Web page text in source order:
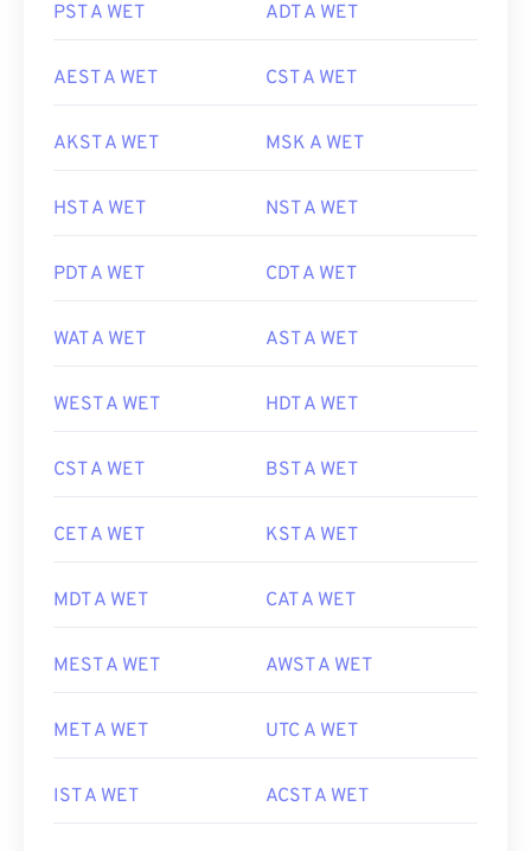
PST A WET ADT A WET
AEST A WET CST A WET
AKST A WET MSK A WET
HST A WET NST A WET
PDT A WET CDT A WET
WAT A WET AST A WET
WEST A WET HDT A WET
CST A WET BST A WET
CET A WET KST A WET
MDT A WET CAT A WET
MEST A WET AWST A WET
MET A WET UTC A WET
IST A WET ACST A WET